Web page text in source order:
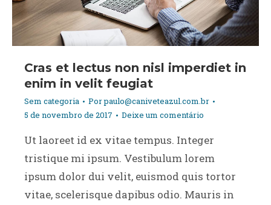
Cras et lectus non nisl imperdiet in
enim in velit feugiat
Sem categoria Porpaulo@caniveteazul.com.br
5 de novembro de 2017
Deixe um comentário
Ut laoreet id ex vitae tempus. Integer
tristique mi ipsum. Vestibulum lorem
ipsum dolor dui velit, euismod quis tortor
vitae, scelerisque dapibus odio. Mauris in